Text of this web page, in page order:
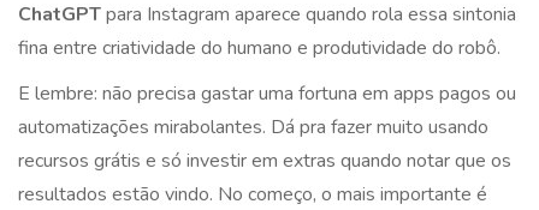
ChatGPTpara Instagram aparece quando rola essa sintonia
fina entre criatividade do humano e produtividade do robô.
E lembre: não precisa gastar uma fortuna em apps pagos ou
automatizações mirabolantes. Dá pra fazer muito usando
recursos grátis e só investir em extras quando notar que os
resultados estão vindo. No começo, o mais importante é